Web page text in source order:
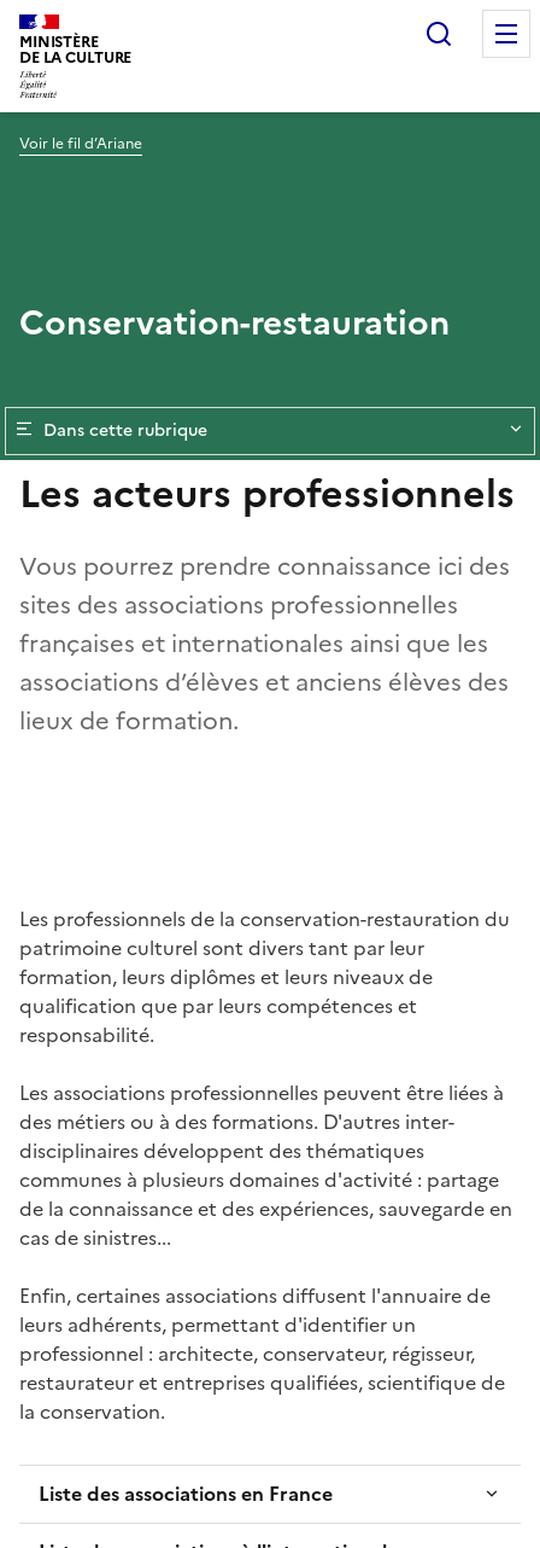
MINISTÈRE
DE LA CULTURE
Voir le fil d’Ariane
Conservation-restauration
Dans cette rubrique
Les acteurs professionnels
Vous pourrez prendre connaissance ici des
sites des associations professionnelles
françaises et internationales ainsi que les
associations d’élèves et anciens élèves des
lieux de formation.
Les professionnels de la conservation-restauration du
patrimoine culturel sont divers tant par leur
formation, leurs diplômes et leurs niveaux de
qualification que par leurs compétences et
responsabilité.
Les associations professionnelles peuvent être liées à
des métiers ou à des formations. D'autres inter-
disciplinaires développent des thématiques
communes à plusieurs domaines d'activité : partage
de la connaissance et des expériences, sauvegarde en
cas de sinistres...
Enfin, certaines associations diffusent l'annuaire de
leurs adhérents, permettant d'identifier un
professionnel : architecte, conservateur, régisseur,
restaurateur et entreprises qualifiées, scientifique de
la conservation.
Liste des associations en France